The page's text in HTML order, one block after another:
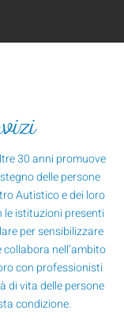
30 anni promuove
delle persone
Autistico e dei loro
istituzioni presenti
per sensibilizzare
collabora nell’ambito
con professionisti
di vita delle persone
condizione.